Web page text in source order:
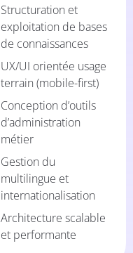
Structuration et
exploitation de bases
de connaissances
UX/UI orientée usage
terrain (mobile-first)
Conception d’outils
d’administration
métier
Gestion du
multilingue et
internationalisation
Architecture scalable
et performante